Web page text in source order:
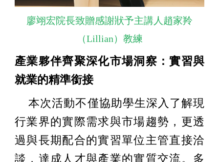
廖翊宏院長致贈感謝狀予主講人趙家羚
（Lillian）教練
產業夥伴齊聚深化市場洞察：實習與
就業的精準銜接
本次活動不僅協助學生深入了解現
行業界的實際需求與市場趨勢，更透
過與長期配合的實習單位主管直接洽
談，達成人才與產業的實質交流。多